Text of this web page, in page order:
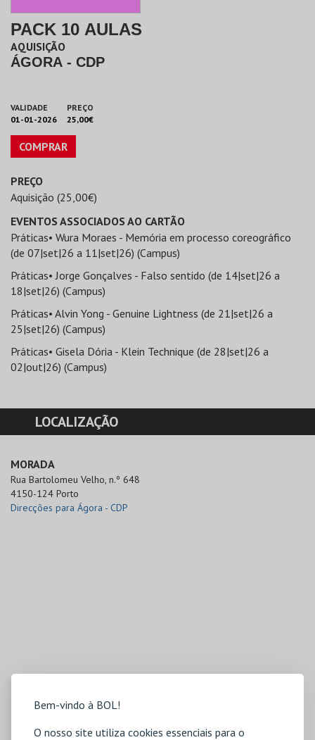
Bem-vindo à BOL!
O nosso site utiliza cookies essenciais para o
PACK 10 AULAS
AQUISIÇÃO
ÁGORA - CDP
VALIDADE
01-01-2026
PREÇO
25,00€
COMPRAR
PREÇO
Aquisição (25,00€)
EVENTOS ASSOCIADOS AO CARTÃO
Práticas• Wura Moraes - Memória em processo coreográfico
(de 07|set|26 a 11|set|26) (Campus)
Práticas• Jorge Gonçalves - Falso sentido (de 14|set|26 a
18|set|26) (Campus)
Práticas• Alvin Yong - Genuine Lightness (de 21|set|26 a
25|set|26) (Campus)
Práticas• Gisela Dória - Klein Technique (de 28|set|26 a
02|out|26) (Campus)
LOCALIZAÇÃO
MORADA
Rua Bartolomeu Velho, n.º 648
4150-124 Porto
Direcções para Ágora - CDP